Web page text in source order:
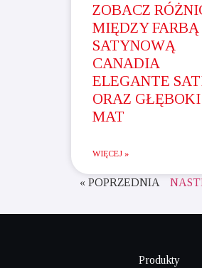
ZOBACZ
MIĘDZY FARBĄ
SATYNOWĄ
CANADIA
ELEGANTE
ORAZ GŁĘBOKI
MAT
WIĘCEJ »
« POPRZEDNIA
Produkty